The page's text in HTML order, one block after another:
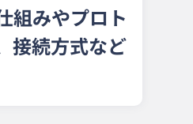
組みやプロト
接続方式など